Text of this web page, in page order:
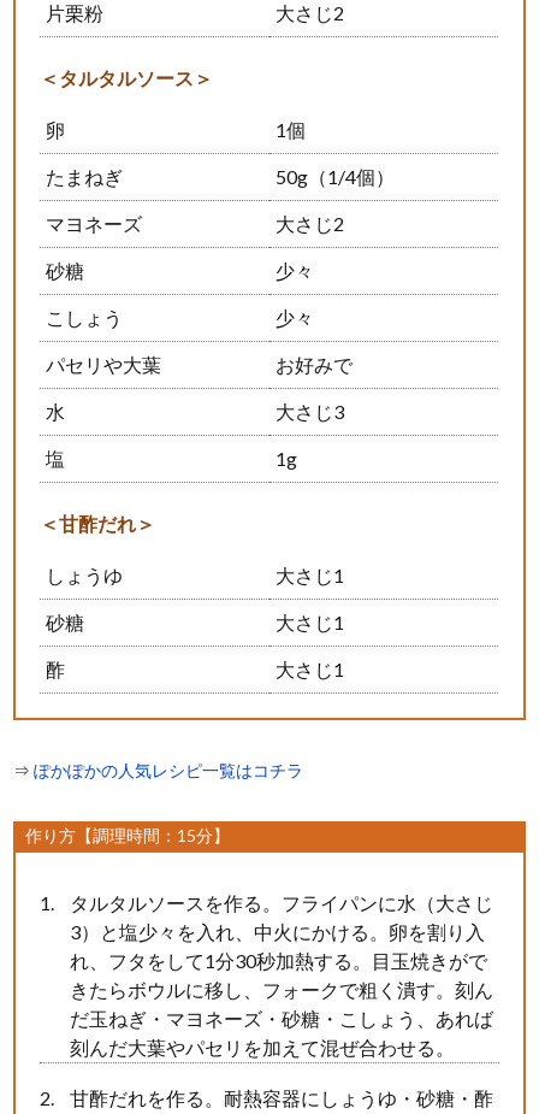
片栗粉 大さじ2
＜タルタルソース＞
卵 1個
たまねぎ 50g（1/4個）
マヨネーズ 大さじ2
砂糖 少々
こしょう 少々
パセリや大葉 お好みで
水 大さじ3
塩 1g
＜甘酢だれ＞
しょうゆ 大さじ1
砂糖 大さじ1
酢 大さじ1
⇒ぽかぽかの人気レシピ一覧はコチラ
作り方【調理時間：15分】
タルタルソースを作る。フライパンに水（大さじ
3）と塩少々を入れ、中火にかける。卵を割り入
れ、フタをして1分30秒加熱する。目玉焼きがで
きたらボウルに移し、フォークで粗く潰す。刻ん
だ玉ねぎ・マヨネーズ・砂糖・こしょう、あれば
刻んだ大葉やパセリを加えて混ぜ合わせる。
甘酢だれを作る。耐熱容器にしょうゆ・砂糖・酢